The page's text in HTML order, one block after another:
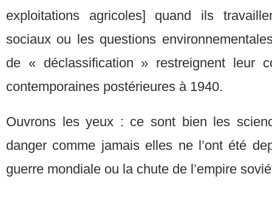
exploitations agricoles] quand ils
sociaux ou les questions
de « déclassification » restreignent leur
contemporaines postérieures à 1940.
Ouvrons les yeux : ce sont bien les
danger comme jamais elles ne l’ont été
guerre mondiale ou la chute de l’empire